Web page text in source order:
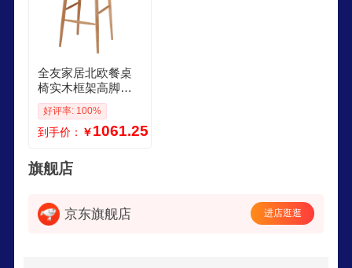
全友家居北欧餐桌
椅实木框架高脚吧
台椅客餐厅家具家
用软包靠背凳子 原
木色红橡木吧椅
好评率: 100%
到手价： ￥1061.25
旗舰店
京东旗舰店 进店逛逛